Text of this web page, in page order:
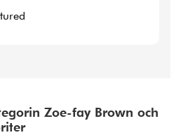
Zoe-fay Brown och